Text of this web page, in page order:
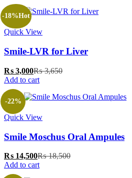
-18%Hot
Quick View
‎Smile-LVR for Liver
₨ 3,000₨3,650
Add to cart
-22%
Quick View
Smile Moschus Oral Ampules
₨ 14,500₨18,500
Add to cart